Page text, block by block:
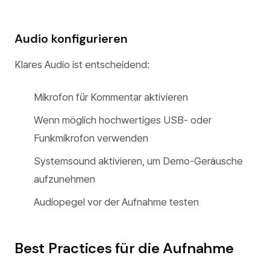
Audio konfigurieren
Klares Audio ist entscheidend:
Mikrofon für Kommentar aktivieren
Wenn möglich hochwertiges USB- oder
Funkmikrofon verwenden
Systemsound aktivieren, um Demo-Geräusche
aufzunehmen
Audiopegel vor der Aufnahme testen
Best Practices für die Aufnahme